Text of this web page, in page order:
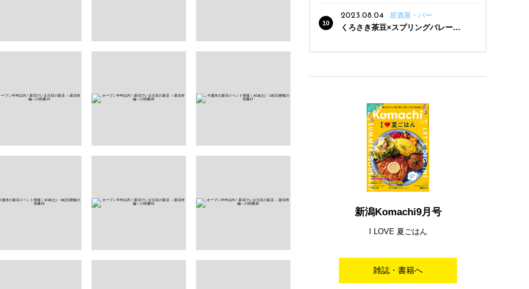
2023.08.04
居酒屋・バー
くろさき茶豆×スプリングバレー豊
新潟Komachi9月号
I LOVE 夏ごはん
雑誌・書籍へ